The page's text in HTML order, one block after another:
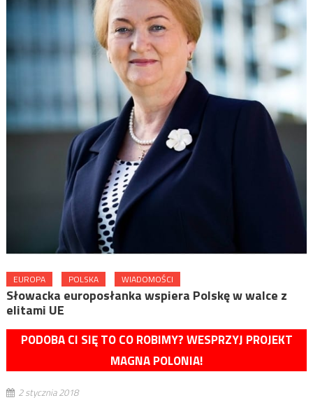
EUROPA POLSKA WIADOMOŚCI
Słowacka europosłanka wspiera Polskę w walce z
elitami UE
PODOBA CI SIĘ TO CO ROBIMY? WESPRZYJ PROJEKT
MAGNA POLONIA!
2 stycznia 2018